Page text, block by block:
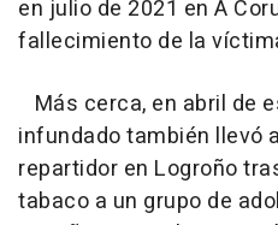
en julio de 2021 en A
fallecimiento de la
Más cerca, en abril de
infundado también llevó
repartidor en Logroño
tabaco a un grupo de